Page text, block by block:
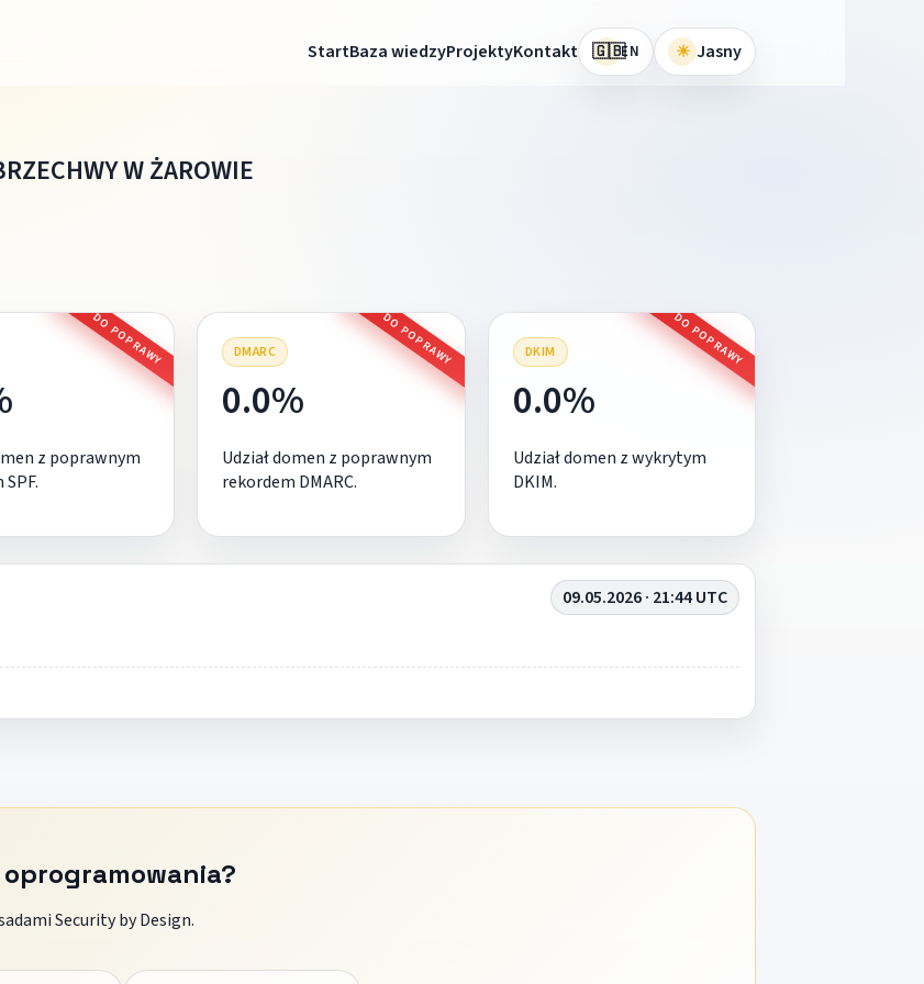
StartBaza wiedzyProjektyKontakt 🇬🇧EN ☀ Jasny
W ŻAROWIE
DO POPRAWY
z poprawnym
DMARC DO POPRAWY
0.0%
Udział domen z poprawnym
rekordem DMARC.
DKIM DO POPRAWY
0.0%
Udział domen z wykrytym
DKIM.
09.05.2026 · 21:44 UTC
Security by Design.